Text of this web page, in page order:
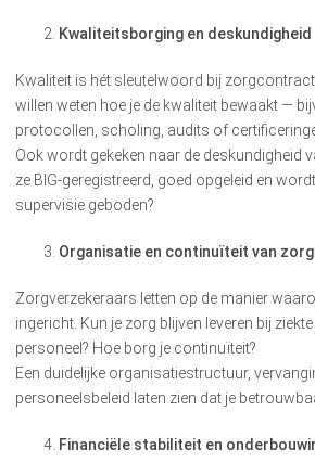
Kwaliteitsborging en deskundigheid
Kwaliteit is hét sleutelwoord bij
willen weten hoe je de kwaliteit bewaakt —
protocollen, scholing, audits of
Ook wordt gekeken naar de deskundigheid
ze BIG-geregistreerd, goed opgeleid en
supervisie geboden?
Organisatie en continuïteit van zorg
Zorgverzekeraars letten op de manier
ingericht. Kun je zorg blijven leveren bij
personeel? Hoe borg je continuïteit?
Een duidelijke organisatiestructuur,
personeelsbeleid laten zien dat je
Financiële stabiliteit en